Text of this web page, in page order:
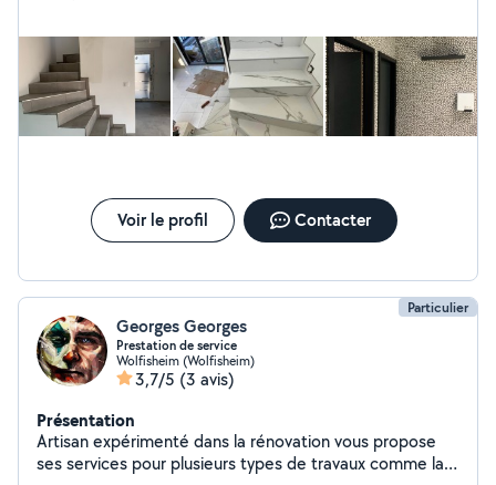
Voir le profil Contacter
Particulier
Georges Georges
Prestation de service
Wolfisheim (Wolfisheim)
3,7/5 (3 avis)
Présentation
Artisan expérimenté dans la rénovation vous propose
ses services pour plusieurs types de travaux comme la